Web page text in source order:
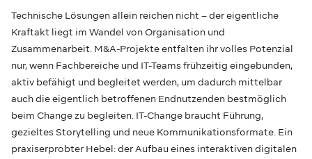
Technische Lösungen allein reichen nicht – der eigentliche
Kraftakt liegt im Wandel von Organisation und
Zusammenarbeit. M&A-Projekte entfalten ihr volles Potenzial
nur, wenn Fachbereiche und IT-Teams frühzeitig eingebunden,
aktiv befähigt und begleitet werden, um dadurch mittelbar
auch die eigentlich betroffenen Endnutzenden bestmöglich
beim Change zu begleiten. IT-Change braucht Führung,
gezieltes Storytelling und neue Kommunikationsformate. Ein
praxiserprobter Hebel: der Aufbau eines interaktiven digitalen